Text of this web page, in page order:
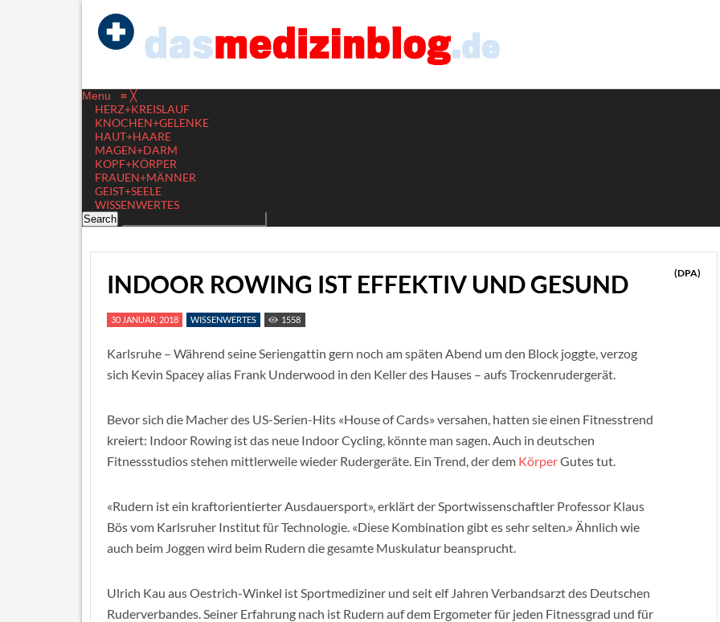
Menu ≡ ╳
HERZ+KREISLAUF
KNOCHEN+GELENKE
HAUT+HAARE
MAGEN+DARM
KOPF+KÖRPER
FRAUEN+MÄNNER
GEIST+SEELE
WISSENWERTES
INDOOR ROWING IST EFFEKTIV UND GESUND (DPA)
30 JANUAR, 2018 WISSENWERTES 1558
Karlsruhe – Während seine Seriengattin gern noch am späten Abend um den Block joggte, verzog
sich Kevin Spacey alias Frank Underwood in den Keller des Hauses – aufs Trockenrudergerät.
Bevor sich die Macher des US-Serien-Hits «House of Cards» versahen, hatten sie einen Fitnesstrend
kreiert: Indoor Rowing ist das neue Indoor Cycling, könnte man sagen. Auch in deutschen
Fitnessstudios stehen mittlerweile wieder Rudergeräte. Ein Trend, der dem KörperGutes tut.
«Rudern ist ein kraftorientierter Ausdauersport», erklärt der Sportwissenschaftler Professor Klaus
Bös vom Karlsruher Institut für Technologie. «Diese Kombination gibt es sehr selten.» Ähnlich wie
auch beim Joggen wird beim Rudern die gesamte Muskulatur beansprucht.
Ulrich Kau aus Oestrich-Winkel ist Sportmediziner und seit elf Jahren Verbandsarzt des Deutschen
Ruderverbandes. Seiner Erfahrung nach ist Rudern auf dem Ergometer für jeden Fitnessgrad und für